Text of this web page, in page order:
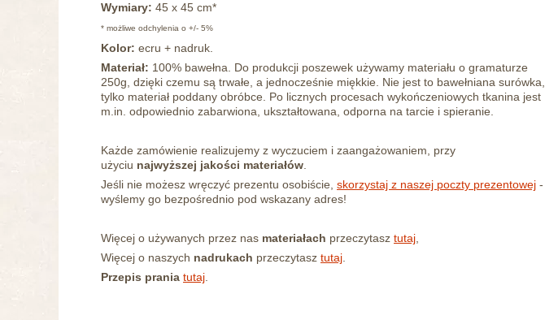
Wymiary: 45 x 45 cm*
* możliwe odchylenia o +/- 5%
Kolor: ecru + nadruk.
Materiał: 100% bawełna. Do produkcji poszewek używamy materiału o gramaturze
250g, dzięki czemu są trwałe, a jednocześnie miękkie. Nie jest to bawełniana surówka,
tylko materiał poddany obróbce. Po licznych procesach wykończeniowych tkanina jest
m.in. odpowiednio zabarwiona, ukształtowana, odporna na tarcie i spieranie.
Każde zamówienie realizujemy z wyczuciem i zaangażowaniem, przy
użyciu najwyższej jakości materiałów.
Jeśli nie możesz wręczyć prezentu osobiście, skorzystaj z naszej poczty prezentowej -
wyślemy go bezpośrednio pod wskazany adres!
Więcej o używanych przez nas materiałach przeczytasz tutaj,
Więcej o naszych nadrukach przeczytasz tutaj.
Przepis prania tutaj.